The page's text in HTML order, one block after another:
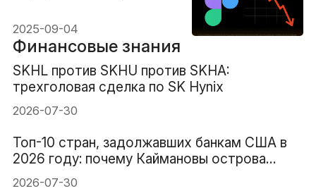
2025-09-04
Финансовые знания
SKHL против SKHU против SKHA:
трехголовая сделка по SK Hynix
2026-07-30
Топ-10 стран, задолжавших банкам США в
2026 году: почему Каймановы острова
занимают 1-е место
2026-07-30